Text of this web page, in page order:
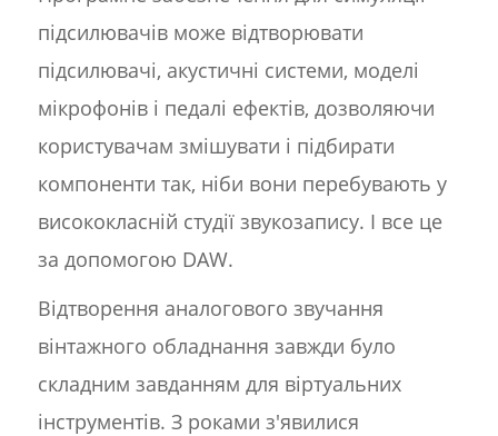
підсилювачів може відтворювати
підсилювачі, акустичні системи, моделі
мікрофонів і педалі ефектів, дозволяючи
користувачам змішувати і підбирати
компоненти так, ніби вони перебувають у
висококласній студії звукозапису. І все це
за допомогою DAW.
Відтворення аналогового звучання
вінтажного обладнання завжди було
складним завданням для віртуальних
інструментів. З роками з'явилися